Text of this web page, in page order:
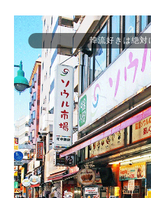
韓流好きは絶対